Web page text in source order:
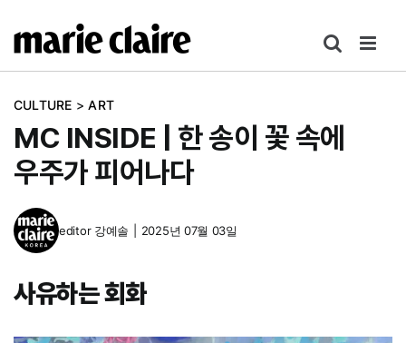
텐
건CULTURE > ART
MC INSIDE | 한 송이 꽃 속에
우주가 피어나다
editor 강예솔 2025년 07월 03일
사유하는 회화